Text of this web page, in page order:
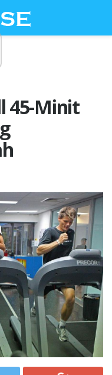
45-Minit